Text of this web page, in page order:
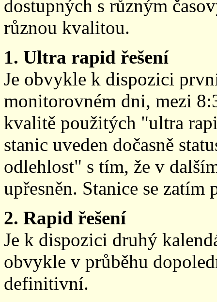
dostupných s různým
různou kvalitou.
1. Ultra rapid řešení
Je obvykle k dispozici
monitorovném dni, mezi
kvalitě použitých "ultra
stanic uveden dočasně
odlehlost" s tím, že v
upřesněn. Stanice se zatím
2. Rapid řešení
Je k dispozici druhý
obvykle v průběhu
definitivní.